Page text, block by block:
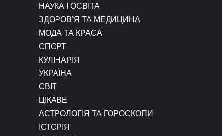
НАУКА І ОСВІТА
ЗДОРОВ’Я ТА МЕДИЦИНА
МОДА ТА КРАСА
СПОРТ
КУЛІНАРІЯ
УКРАЇНА
СВІТ
ЦІКАВЕ
АСТРОЛОГІЯ ТА ГОРОСКОПИ
ІСТОРІЯ